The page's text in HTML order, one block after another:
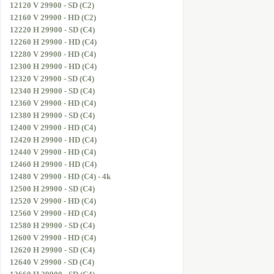
12120 V 29900 - SD (C2)
12160 V 29900 - HD (C2)
12220 H 29900 - SD (C4)
12260 H 29900 - HD (C4)
12280 V 29900 - HD (C4)
12300 H 29900 - HD (C4)
12320 V 29900 - SD (C4)
12340 H 29900 - SD (C4)
12360 V 29900 - HD (C4)
12380 H 29900 - SD (C4)
12400 V 29900 - HD (C4)
12420 H 29900 - HD (C4)
12440 V 29900 - HD (C4)
12460 H 29900 - HD (C4)
12480 V 29900 - HD (C4) - 4k
12500 H 29900 - SD (C4)
12520 V 29900 - HD (C4)
12560 V 29900 - HD (C4)
12580 H 29900 - SD (C4)
12600 V 29900 - HD (C4)
12620 H 29900 - SD (C4)
12640 V 29900 - SD (C4)